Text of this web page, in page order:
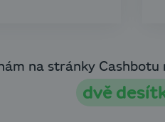
na stránky
dvě